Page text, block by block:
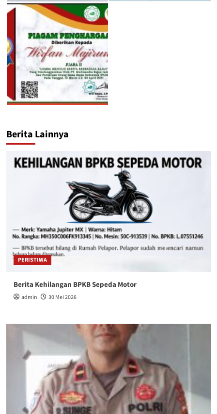
Berita Lainnya
PERISTIWA
Berita Kehilangan BPKB Sepeda Motor
admin 30 Mei 2026